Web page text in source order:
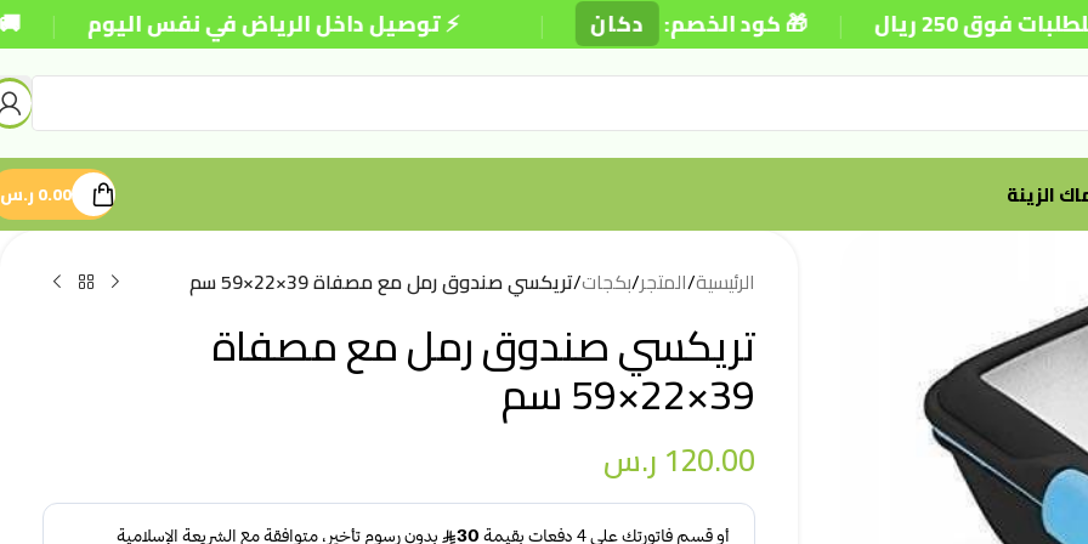
⚡ توصيل داخل الرياض في نفس اليوم |
🚚 250 ريال | 🎁 كود الخصم: دكان
الزينة 0.00ر.س
الرئيسية/المتجر/بكجات/تريكسي صندوق رمل مع مصفاة 39×22×59 سم
تريكسي صندوق رمل مع مصفاة
39×22×59 سم
120.00ر.س